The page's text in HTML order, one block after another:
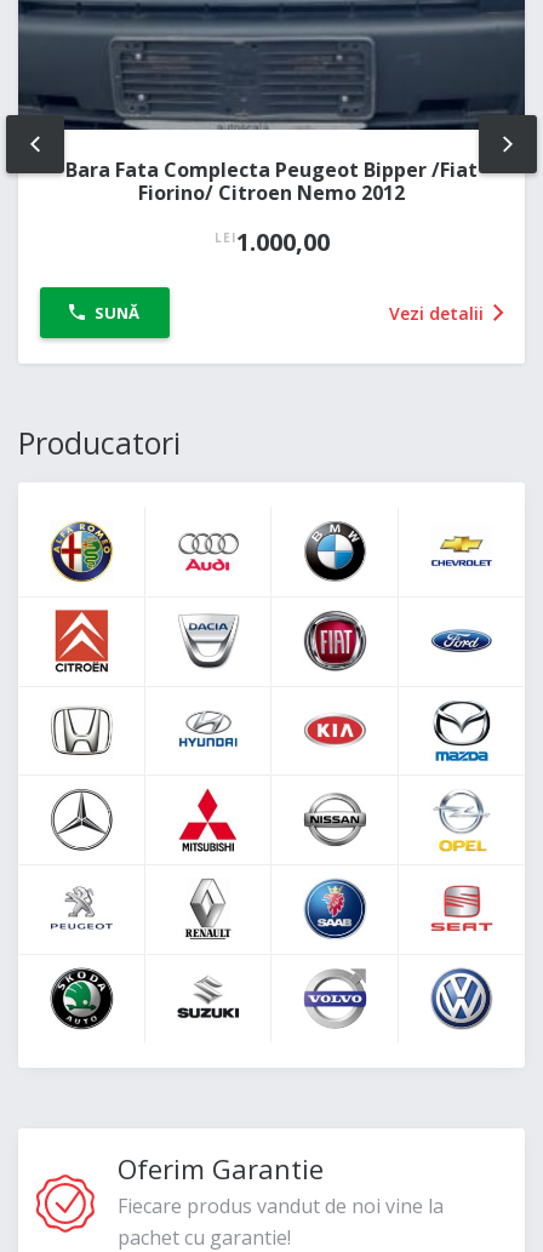
Bara Fata Complecta Peugeot Bipper /Fiat
Fiorino/ Citroen Nemo 2012
LEI1.000,00
SUNĂ Vezi detalii
PREV
Producatori
Oferim Garantie
Fiecare produs vandut de noi vine la
pachet cu garantie!